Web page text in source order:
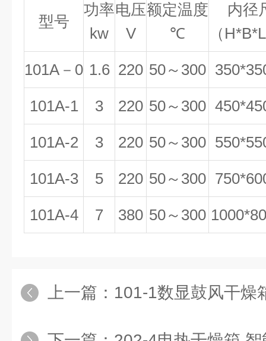
型号
功率
kw
电压
V
额定温度
℃
内径
（
101A－0 1.6 220 50～300
101A-1 3 220 50～300
101A-2 3 220 50～300
101A-3 5 220 50～300
101A-4 7 380 50～300
上一篇： 101-1数显鼓风干燥箱,智